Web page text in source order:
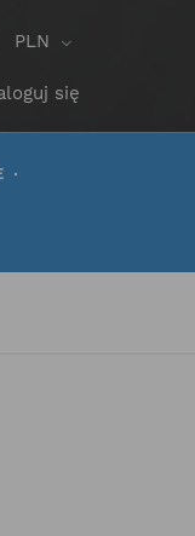
PLN
się